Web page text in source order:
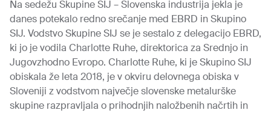
Na sedežu Skupine SIJ – Slovenska industrija jekla je
danes potekalo redno srečanje med EBRD in Skupino
SIJ. Vodstvo Skupine SIJ se je sestalo z delegacijo EBRD,
ki jo je vodila Charlotte Ruhe, direktorica za Srednjo in
Jugovzhodno Evropo. Charlotte Ruhe, ki je Skupino SIJ
obiskala že leta 2018, je v okviru delovnega obiska v
Sloveniji z vodstvom največje slovenske metalurške
skupine razpravljala o prihodnjih naložbenih načrtih in